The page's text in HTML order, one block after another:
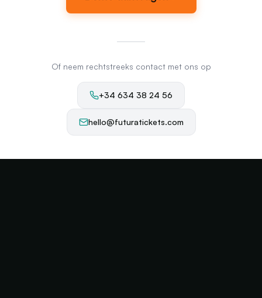
Of neem rechtstreeks contact met ons op
+34 634 38 24 56
hello@futuratickets.com